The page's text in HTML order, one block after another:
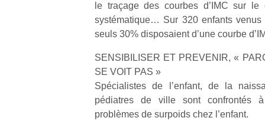
le traçage des courbes d’IMC sur
systématique… Sur 320 enfants
seuls 30% disposaient d’une courbe
SENSIBILISER ET PREVENIR, «
SE VOIT PAS »
Spécialistes de l’enfant, de la
pédiatres de ville sont confrontés
problèmes de surpoids chez l’enfant.
une
nouvelle
trottinette
mécanique
Beeper
Les
Des
pour les
les petits !
Durant les
vacances